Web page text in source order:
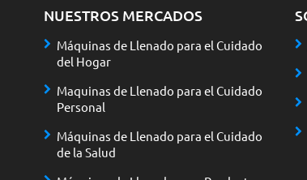
NUESTROS MERCADOS
Máquinas de Llenado para el Cuidado
del Hogar
Maquinas de Llenado para el Cuidado
Personal
Máquinas de Llenado para el Cuidado
de la Salud